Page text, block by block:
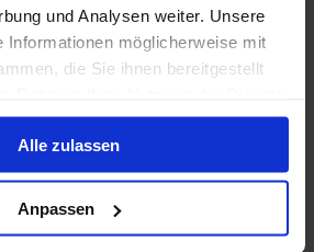
und Analysen weiter. Unsere
Informationen möglicherweise mit
die Sie ihnen bereitgestellt
Alle zulassen
Anpassen